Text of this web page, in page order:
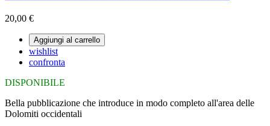
20,00 €
Aggiungi al carrello
wishlist
confronta
DISPONIBILE
Bella pubblicazione che introduce in modo completo all'area delle
Dolomiti occidentali